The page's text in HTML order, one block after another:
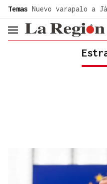
Temas Nuevo varapalo a
header.menu.open